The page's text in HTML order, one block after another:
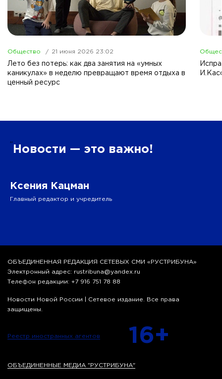
Общество 21 июня 2026 23:02
Лето без потерь: как два занятия на «умных
каникулах» в неделю превращают время отдыха в
ценный ресурс
” Новости — это важно!
Ксения Кацман
Главный редактор и учредитель
ОБЪЕДИНЕННАЯ РЕДАКЦИЯ СЕТЕВЫХ СМИ «РУСТРИБУНА»
Электронный адрес: rustribuna@yandex.ru
Телефон редакции: +7 916 751 78 88
Новости Новой России | Сетевое издание. Все права
защищены.
Реестр иностранных агентов 16+
ОБЪЕДИНЕННЫЕ МЕДИА "РУСТРИБУНА"